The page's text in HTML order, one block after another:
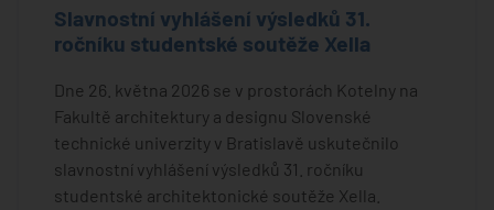
Slavnostní vyhlášení výsledků 31.
ročníku studentské soutěže Xella
Dne 26. května 2026 se v prostorách Kotelny na
Fakultě architektury a designu Slovenské
technické univerzity v Bratislavě uskutečnilo
slavnostní vyhlášení výsledků 31. ročníku
studentské architektonické soutěže Xella.